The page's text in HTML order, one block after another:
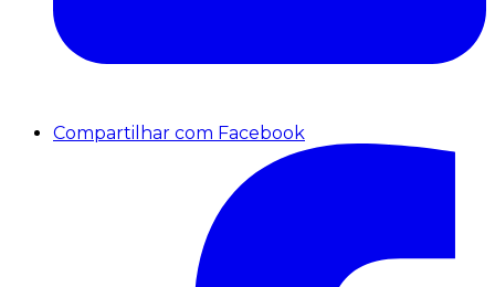
Compartilhar com Facebook